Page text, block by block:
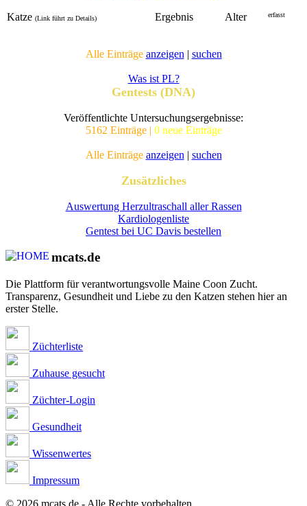
Katze (Link führt zu Details) Ergebnis Alter erfasst
Alle Einträge anzeigen | suchen
Was ist PL?
Gentests (DNA)
Veröffentlichte Untersuchungsergebnisse:
5162 Einträge | 0 neue Einträge
Alle Einträge anzeigen | suchen
Zusätzliches
Auswertung Herzultraschall aller Rassen
Kardiologenliste
Gentest bei UC Davis bestellen
mcats.de
Die Plattform für verantwortungsvolle Maine Coon Zucht.
Transparenz, Gesundheit und Liebe zu den Katzen stehen hier an
erster Stelle.
Züchterliste
Zuhause gesucht
Züchter-Login
Gesundheit
Wissenwertes
Impressum
© 2026 mcats.de - Alle Rechte vorbehalten.